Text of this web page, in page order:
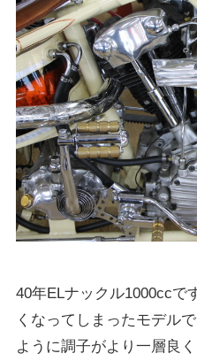
40年ELナックル1000ccで
くなってしまったモデル
ように調子がより一層良